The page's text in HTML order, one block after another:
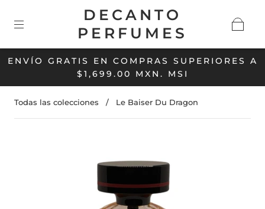
ENVÍO GRATIS EN COMPRAS SUPERIORES A
$1,699.00 MXN. MSI
DECANTO
PERFUMES
Todas las colecciones / Le Baiser Du Dragon